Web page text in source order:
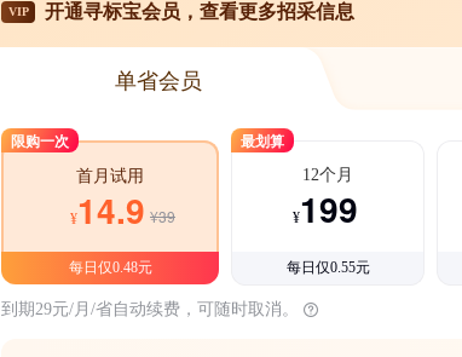
VIP 开通寻标宝会员，查看更多招采信息
单省会员
限购一次
首月试用
¥14.9 ¥39
每日仅0.48元
最划算
12个月
¥199
每日仅0.55元
到期29元/月/省自动续费，可随时取消。